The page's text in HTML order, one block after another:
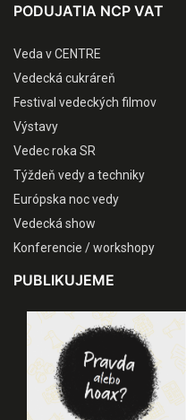
PODUJATIA NCP VAT
Veda v CENTRE
Vedecká cukráreň
Festival vedeckých filmov
Výstavy
Vedec roka SR
Týždeň vedy a techniky
Európska noc vedy
Vedecká show
Konferencie / workshopy
PUBLIKUJEME